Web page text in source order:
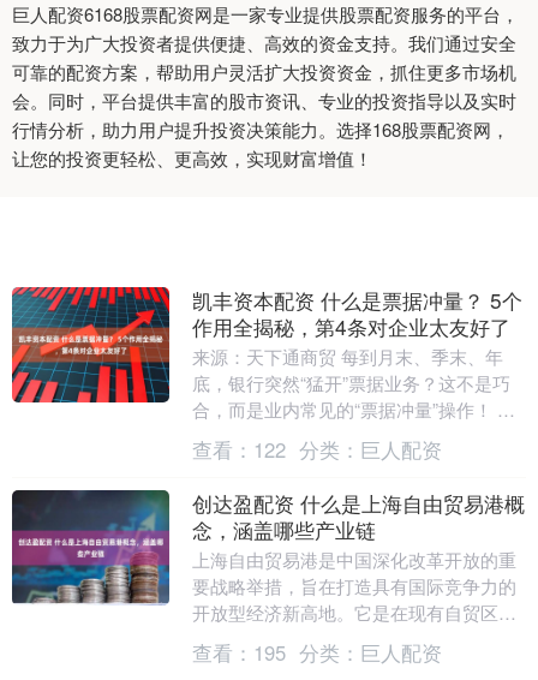
巨人配资6168股票配资网是一家专业提供股票配资服务的平台，
致力于为广大投资者提供便捷、高效的资金支持。我们通过安全
可靠的配资方案，帮助用户灵活扩大投资资金，抓住更多市场机
会。同时，平台提供丰富的股市资讯、专业的投资指导以及实时
行情分析，助力用户提升投资决策能力。选择168股票配资网，
让您的投资更轻松、更高效，实现财富增值！
凯丰资本配资 什么是票据冲量？ 5个
作用全揭秘，第4条对企业太友好了
来源：天下通商贸 每到月末、季末、年
底，银行突然“猛开”票据业务？这不是巧
合，而是业内常见的“票据冲量”操作！ 什
么是票据冲量？ 5个作用全揭秘，第4条对
企业太....
查看： 122 分类： 巨人配资
创达盈配资 什么是上海自由贸易港概
念，涵盖哪些产业链
上海自由贸易港是中国深化改革开放的重
要战略举措，旨在打造具有国际竞争力的
开放型经济新高地。它是在现有自贸区政
策基础上的升级与拓展，通过实施更加自
由、便利的贸易和....
查看： 195 分类： 巨人配资